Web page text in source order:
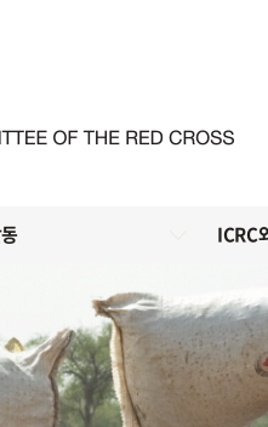
ICRC